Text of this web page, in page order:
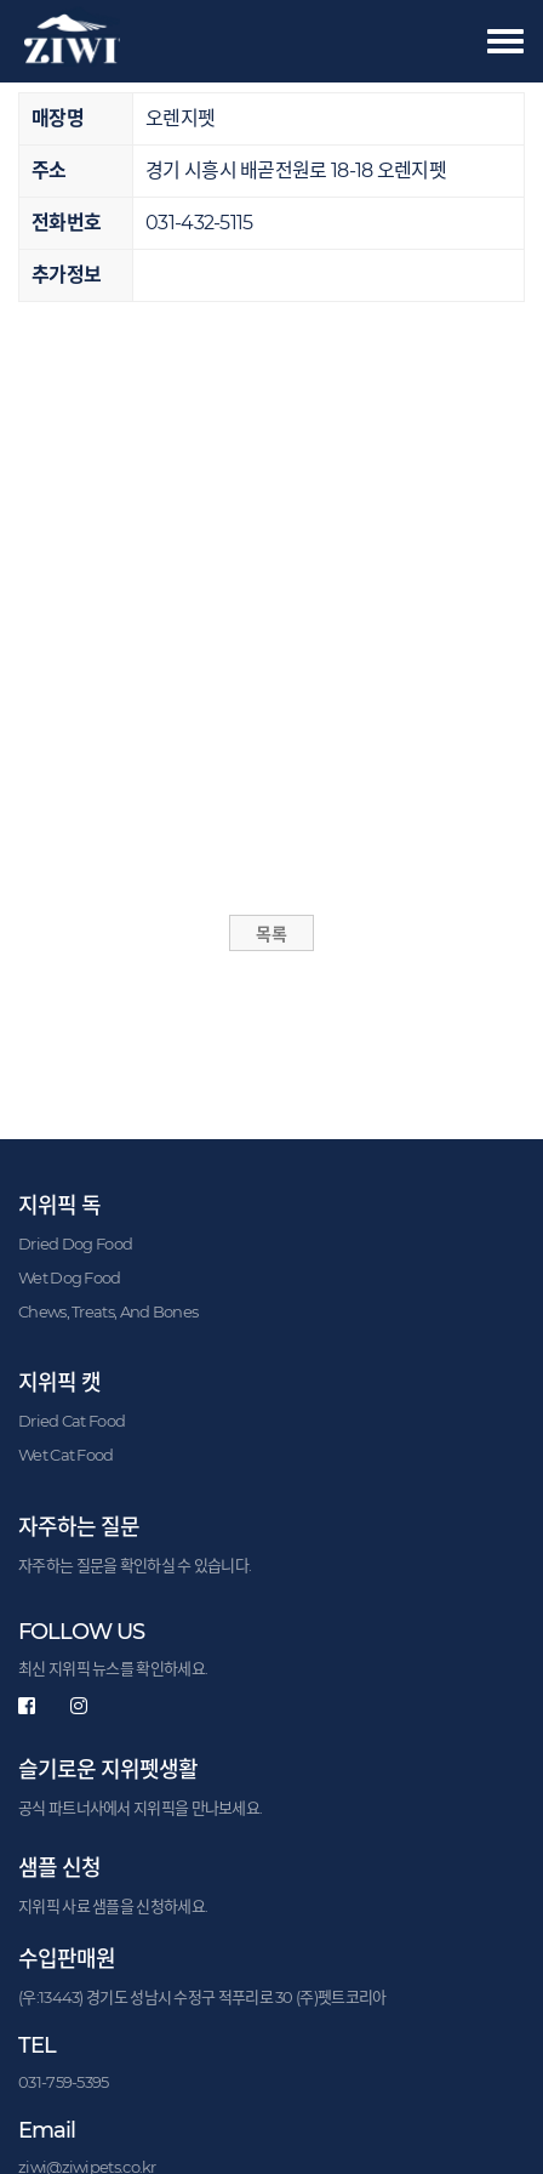
오프라인 매장
매장명 오렌지펫
주소 경기 시흥시 배곧전원로 18-18 오렌지펫
전화번호 031-432-5115
추가정보
지위픽 독
Dried Dog Food
Wet Dog Food
Chews, Treats, And Bones
지위픽 캣
Dried Cat Food
Wet Cat Food
자주하는 질문
자주하는 질문을 확인하실 수 있습니다.
FOLLOW US
최신 지위픽 뉴스를 확인하세요.
슬기로운 지위펫생활
공식 파트너사에서 지위픽을 만나보세요.
샘플 신청
지위픽 사료 샘플을 신청하세요.
수입판매원
(우:13443) 경기도 성남시 수정구 적푸리로 30 (주)펫트코리아
TEL
031-759-5395
Email
ziwi@ziwipets.co.kr